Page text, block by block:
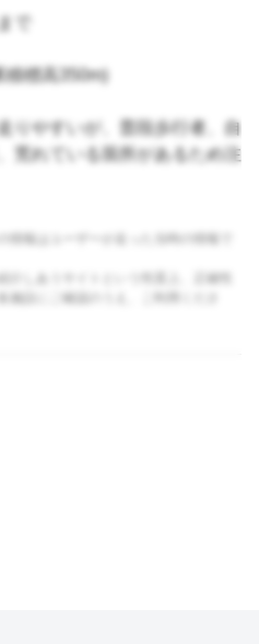
で
積標高350m)
りやすいが、普段歩行者、自
荒れている箇所があるため注
報はユーザーが走った当時の情報で
しあうサイトという性質上、正確性
設にご確認のうえ、ご利用くださ